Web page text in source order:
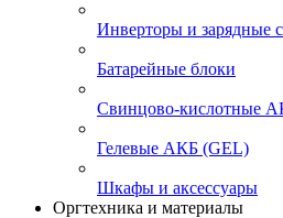
Инверторы и зарядные
Батарейные блоки
Свинцово-кислотные
Гелевые АКБ (GEL)
Шкафы и аксессуары
Оргтехника и материалы